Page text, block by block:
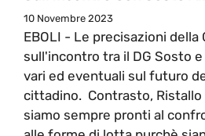
10 Novembre 2023
EBOLI - Le precisazioni della
sull'incontro tra il DG Sosto
vari ed eventuali sul futuro
cittadino. Contrasto, Ristallo
siamo sempre pronti al